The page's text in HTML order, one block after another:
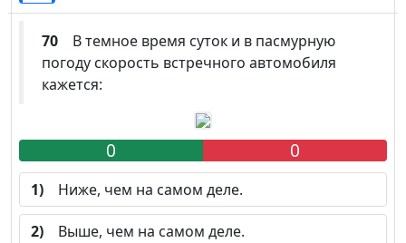
70 В темное время суток и в пасмурную
погоду скорость встречного автомобиля
кажется:
0 0
1) Ниже, чем на самом деле.
2) Выше, чем на самом деле.